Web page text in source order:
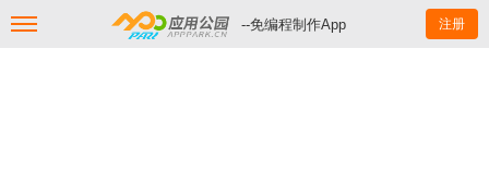
--免编程制作App 注册